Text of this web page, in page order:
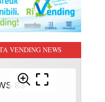
VENDING NEWS